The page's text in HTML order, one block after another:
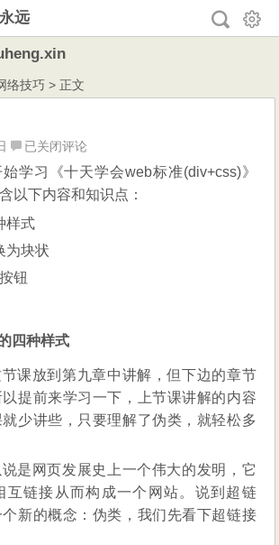
远
络技巧 > 正文
超
链
接
伪
类
已关闭评论
学习《十天学会web标准(div+css)》
以下内容和知识点：
样式
为块状
钮
四种样式
课放到第九章中讲解，但下边的章节
提前来学习一下，上节课讲解的内容
少讲些，只要理解了伪类，就轻松多
是网页发展史上一个伟大的发明，它
互链接从而构成一个网站。说到超链
新的概念：伪类，我们先看下超链接